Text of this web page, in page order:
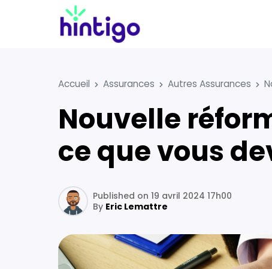
Accueil Assurances Autres Assurances
Nouvelle réforme de l’assurance-chômage : voici
ce que vous
By Eric Lemattre
Published on 19 avril 2024 17h00